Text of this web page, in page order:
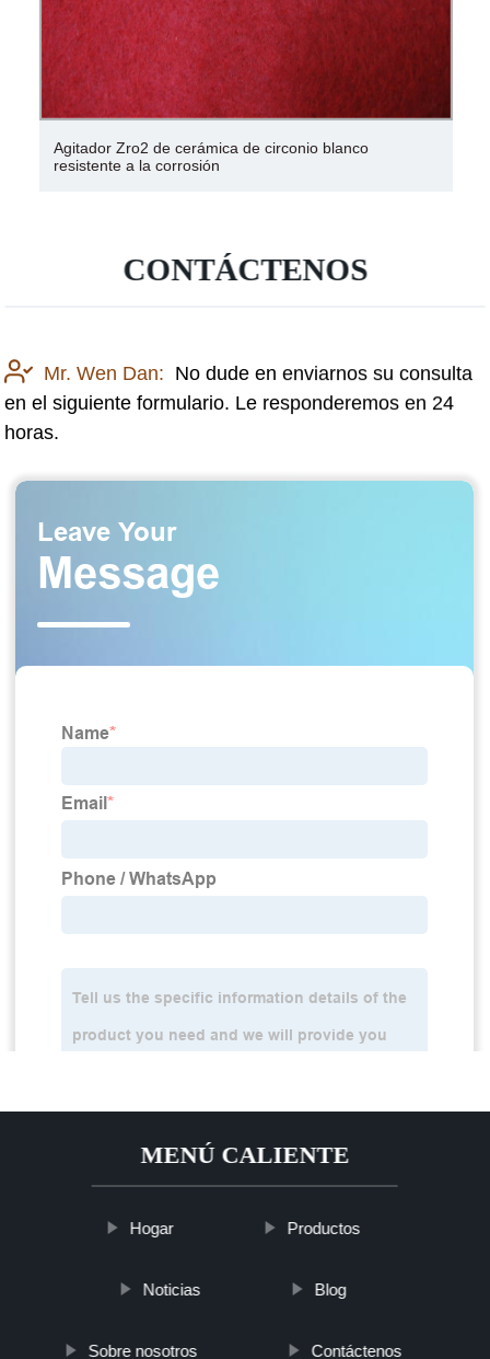
Agitador Zro2 de cerámica de circonio blanco
resistente a la corrosión
CONTÁCTENOS
Mr. Wen Dan: No dude en enviarnos su consulta
en el siguiente formulario. Le responderemos en 24
horas.
MENÚ CALIENTE
Hogar Productos
Noticias Blog
Sobre nosotros Contáctenos